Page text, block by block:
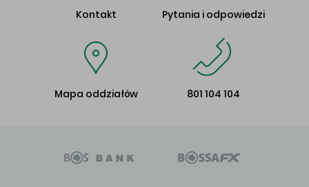
Kontakt Pytania i odpowiedzi
Mapa oddziałów 801 104 104